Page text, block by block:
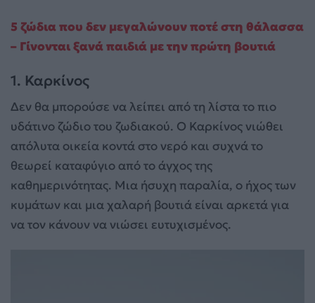
5 ζώδια που δεν μεγαλώνουν ποτέ στη θάλασσα
– Γίνονται ξανά παιδιά με την πρώτη βουτιά
1. Καρκίνος
Δεν θα μπορούσε να λείπει από τη λίστα το πιο
υδάτινο ζώδιο του ζωδιακού. Ο Καρκίνος νιώθει
απόλυτα οικεία κοντά στο νερό και συχνά το
θεωρεί καταφύγιο από το άγχος της
καθημερινότητας. Μια ήσυχη παραλία, ο ήχος των
κυμάτων και μια χαλαρή βουτιά είναι αρκετά για
να τον κάνουν να νιώσει ευτυχισμένος.